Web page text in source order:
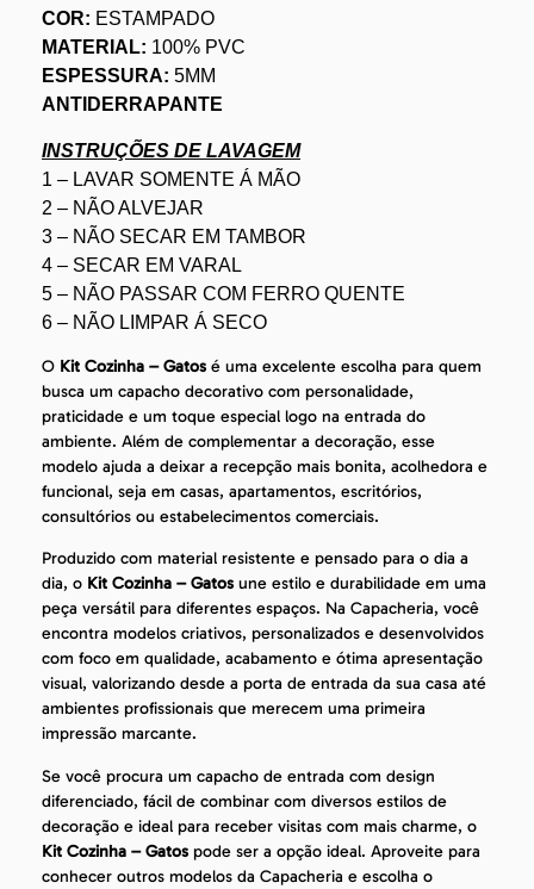
COR: ESTAMPADO
MATERIAL: 100% PVC
ESPESSURA: 5MM
ANTIDERRAPANTE
INSTRUÇÕES DE LAVAGEM
1 – LAVAR SOMENTE Á MÃO
2 – NÃO ALVEJAR
3 – NÃO SECAR EM TAMBOR
4 – SECAR EM VARAL
5 – NÃO PASSAR COM FERRO QUENTE
6 – NÃO LIMPAR Á SECO
O Kit Cozinha – Gatos é uma excelente escolha para quem
busca um capacho decorativo com personalidade,
praticidade e um toque especial logo na entrada do
ambiente. Além de complementar a decoração, esse
modelo ajuda a deixar a recepção mais bonita, acolhedora e
funcional, seja em casas, apartamentos, escritórios,
consultórios ou estabelecimentos comerciais.
Produzido com material resistente e pensado para o dia a
dia, o Kit Cozinha – Gatos une estilo e durabilidade em uma
peça versátil para diferentes espaços. Na Capacheria, você
encontra modelos criativos, personalizados e desenvolvidos
com foco em qualidade, acabamento e ótima apresentação
visual, valorizando desde a porta de entrada da sua casa até
ambientes profissionais que merecem uma primeira
impressão marcante.
Se você procura um capacho de entrada com design
diferenciado, fácil de combinar com diversos estilos de
decoração e ideal para receber visitas com mais charme, o
Kit Cozinha – Gatos pode ser a opção ideal. Aproveite para
conhecer outros modelos da Capacheria e escolha o